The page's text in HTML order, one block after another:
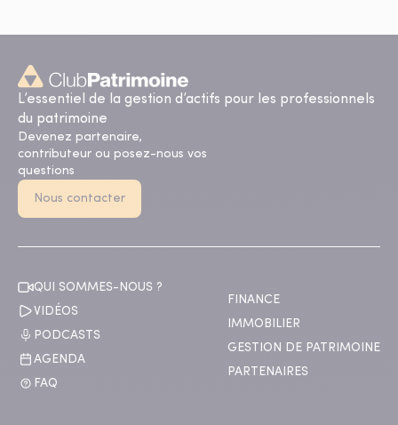
L’essentiel de la gestion d’actifs pour les professionnels
du patrimoine
Devenez partenaire,
contributeur ou posez-nous vos
questions
Nous contacter
QUI SOMMES-NOUS ?
VIDÉOS
PODCASTS
AGENDA
FAQ
FINANCE
IMMOBILIER
GESTION DE PATRIMOINE
PARTENAIRES